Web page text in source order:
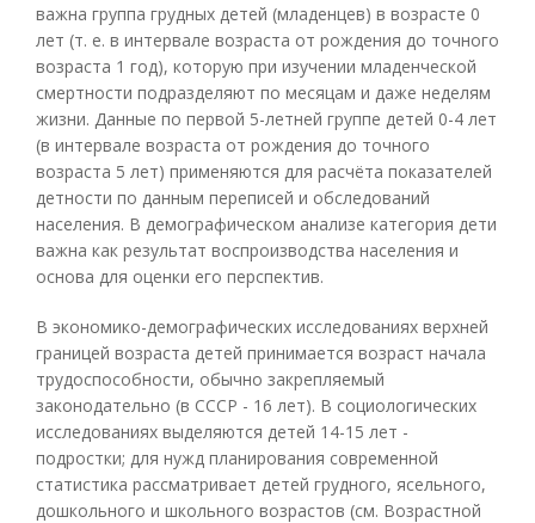
важна группа грудных детей (младенцев) в возрасте 0
лет (т. е. в интервале возраста от рождения до точного
возраста 1 год), которую при изучении младенческой
смертности подразделяют по месяцам и даже неделям
жизни. Данные по первой 5-летней группе детей 0-4 лет
(в интервале возраста от рождения до точного
возраста 5 лет) применяются для расчёта показателей
детности по данным переписей и обследований
населения. В демографическом анализе категория дети
важна как результат воспроизводства населения и
основа для оценки его перспектив.
В экономико-демографических исследованиях верхней
границей возраста детей принимается возраст начала
трудоспособности, обычно закрепляемый
законодательно (в СССР - 16 лет). В социологических
исследованиях выделяются детей 14-15 лет -
подростки; для нужд планирования современной
статистика рассматривает детей грудного, ясельного,
дошкольного и школьного возрастов (см. Возрастной